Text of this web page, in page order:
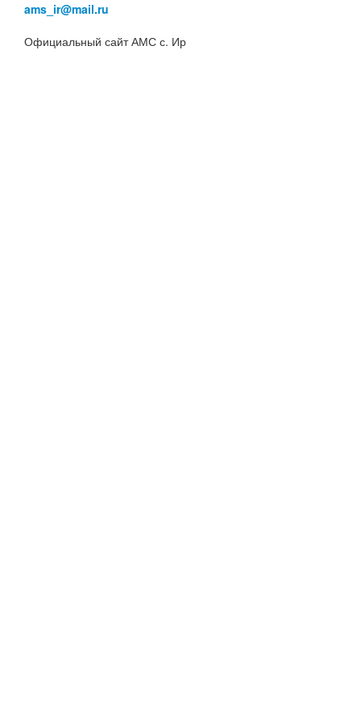
ams_ir@mail.ru
Официальный сайт АМС с. Ир